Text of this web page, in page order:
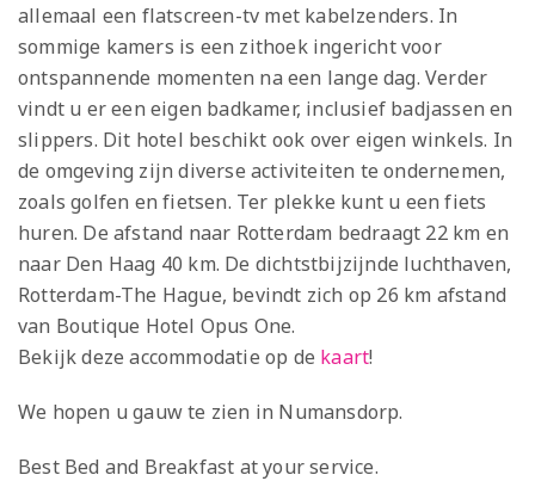
allemaal een flatscreen-tv met kabelzenders. In
sommige kamers is een zithoek ingericht voor
ontspannende momenten na een lange dag. Verder
vindt u er een eigen badkamer, inclusief badjassen en
slippers. Dit hotel beschikt ook over eigen winkels. In
de omgeving zijn diverse activiteiten te ondernemen,
zoals golfen en fietsen. Ter plekke kunt u een fiets
huren. De afstand naar Rotterdam bedraagt 22 km en
naar Den Haag 40 km. De dichtstbijzijnde luchthaven,
Rotterdam-The Hague, bevindt zich op 26 km afstand
van Boutique Hotel Opus One.
Bekijk deze accommodatie op de kaart!
We hopen u gauw te zien in Numansdorp.
Best Bed and Breakfast at your service.